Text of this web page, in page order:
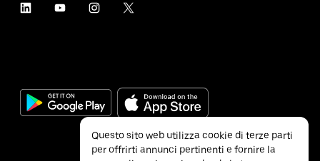
Questo sito web utilizza cookie di terze parti
per offrirti annunci pertinenti e fornire la